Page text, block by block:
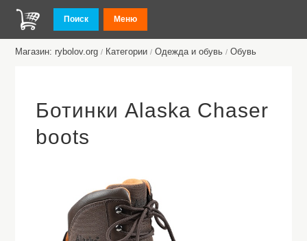
Поиск Меню
Магазин: rybolov.org / Категории / Одежда и обувь / Обувь
Ботинки Alaska Chaser
boots